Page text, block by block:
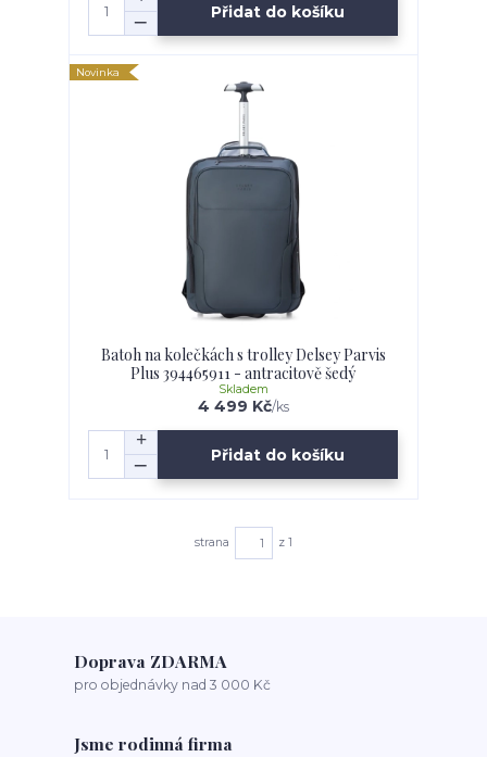
Přidat do košíku
Novinka
Batoh na kolečkách s trolley Delsey Parvis
Plus 394465911 - antracitově šedý
4 499 Kč/ks
Skladem
Přidat do košíku
strana z 1
Doprava ZDARMA
pro objednávky nad 3 000 Kč
Jsme rodinná firma